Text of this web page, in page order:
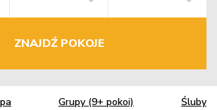
ZNAJDŹ POKOJE
Grupy (9+ pokoi) Śluby